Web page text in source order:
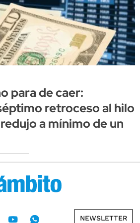
para de caer:
retroceso al hilo
a mínimo de un
NEWSLETTER